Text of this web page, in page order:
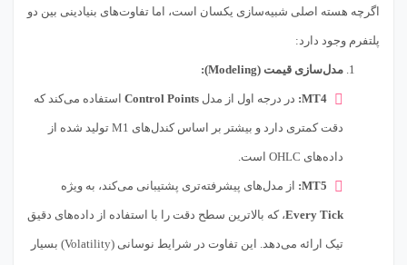
اگرچه هسته اصلی شبیه‌سازی یکسان است، اما تفاوت‌های بنیادینی بین دو
پلتفرم وجود دارد:
مدل‌سازی قیمت (Modeling):
MT4: در درجه اول از مدل Control Points استفاده می‌کند که
دقت کمتری دارد و بیشتر بر اساس کندل‌های M1 تولید شده از
داده‌های OHLC است.
MT5: از مدل‌های پیشرفته‌تری پشتیبانی می‌کند، به ویژه
Every Tick، که بالاترین سطح دقت را با استفاده از داده‌های دقیق
تیک ارائه می‌دهد. این تفاوت در شرایط نوسانی (Volatility) بسیار